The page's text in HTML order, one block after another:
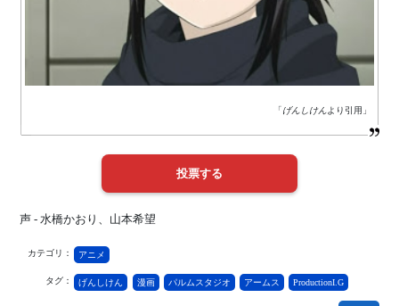
「げんしけんより引用」
声 - 水橋かおり、山本希望
カテゴリ： アニメ
タグ： げんしけん 漫画 パルムスタジオ アームス ProductionI.G